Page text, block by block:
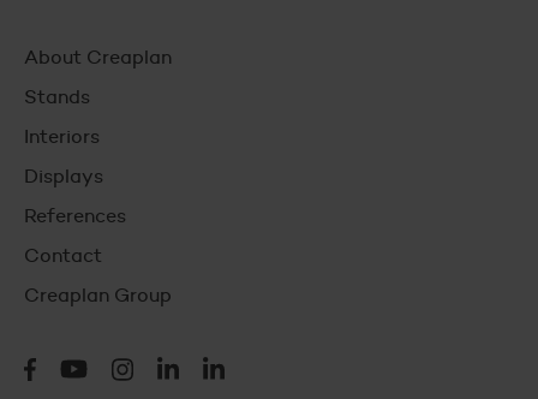
Hoofdnavigatie
About Creaplan
Stands
Interiors
Displays
References
Contact
Creaplan Group
Social